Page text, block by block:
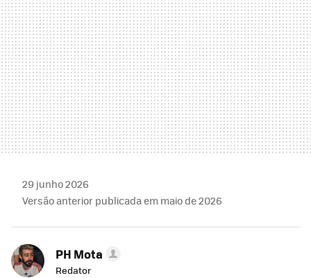
29 junho 2026
Versão anterior publicada em maio de 2026
PH Mota
Redator